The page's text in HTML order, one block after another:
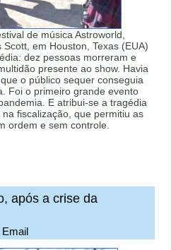
de música Astroworld,
em Houston, Texas (EUA)
dez pessoas morreram e
presente ao show. Havia
o público sequer conseguia
Foi o primeiro grande evento
E atribui-se a tragédia
fiscalização, que permitiu as
ordem e sem controle.
após a crise da
Email